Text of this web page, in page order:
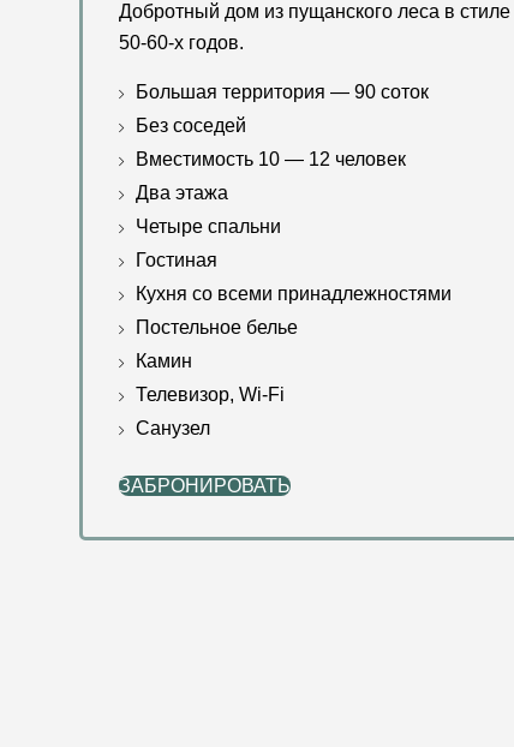
Добротный дом из пущанского леса в стиле
50-60-х годов.
Большая территория — 90 соток
Без соседей
Вместимость 10 — 12 человек
Два этажа
Четыре спальни
Гостиная
Кухня со всеми принадлежностями
Постельное белье
Камин
Телевизор, Wi-Fi
Санузел
ЗАБРОНИРОВАТЬ